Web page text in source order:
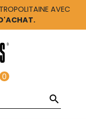
AVEC
0
